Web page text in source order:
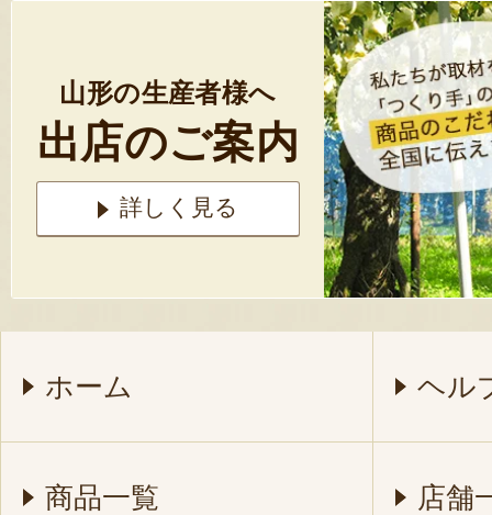
山形の生産者様へ
出店のご案内
詳しく見る
ホーム ヘル
商品一覧 店舗